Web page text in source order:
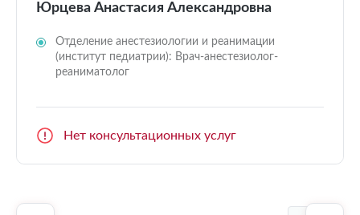
Юрцева Анастасия Александровна
Отделение анестезиологии и реанимации
(институт педиатрии): Врач-анестезиолог-
реаниматолог
Нет консультационных услуг